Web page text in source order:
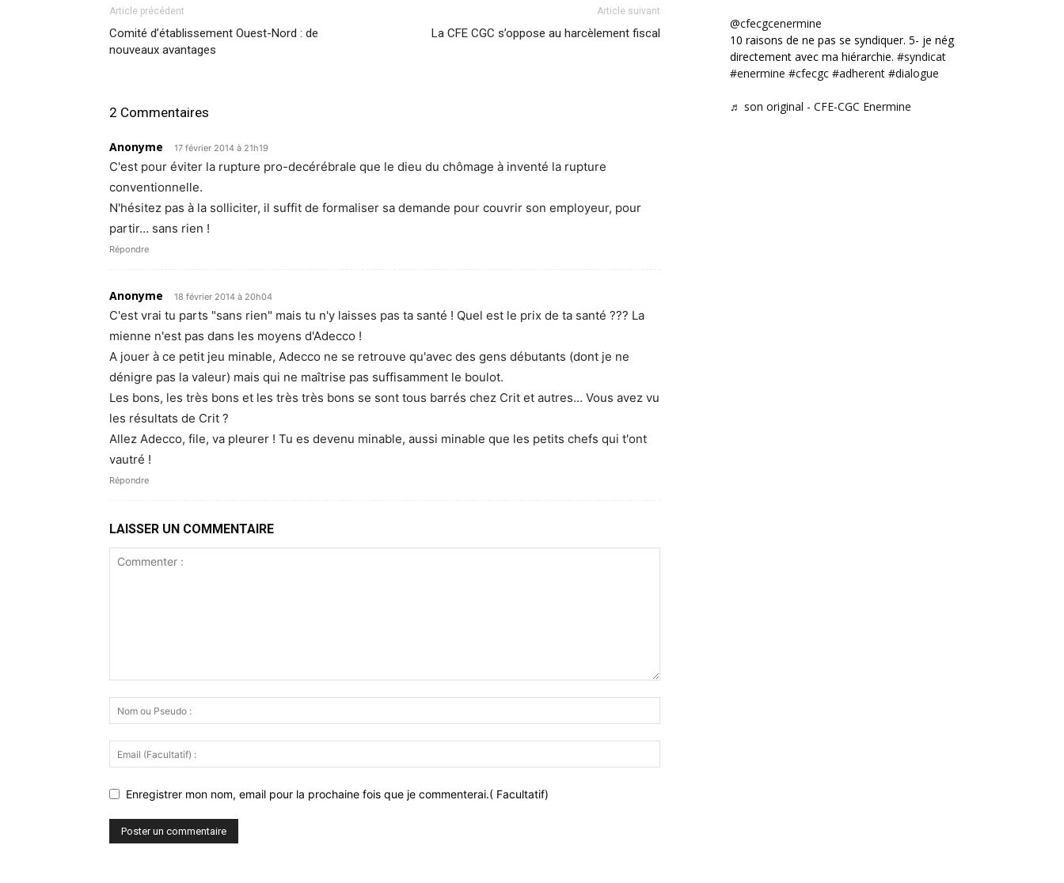
Article précédent
Comité d’établissement Ouest-Nord : de
nouveaux avantages
Article suivant
La CFE CGC s’oppose au harcèlement fiscal
2 Commentaires
Anonyme 17 février 2014 à 21h19
C'est pour éviter la rupture pro-decérébrale que le dieu du chômage à inventé la rupture
conventionnelle.
N'hésitez pas à la solliciter, il suffit de formaliser sa demande pour couvrir son employeur, pour
partir… sans rien !
Répondre
Anonyme 18 février 2014 à 20h04
C'est vrai tu parts "sans rien" mais tu n'y laisses pas ta santé ! Quel est le prix de ta santé ??? La
mienne n'est pas dans les moyens d'Adecco !
A jouer à ce petit jeu minable, Adecco ne se retrouve qu'avec des gens débutants (dont je ne
dénigre pas la valeur) mais qui ne maîtrise pas suffisamment le boulot.
Les bons, les très bons et les très très bons se sont tous barrés chez Crit et autres… Vous avez vu
les résultats de Crit ?
Allez Adecco, file, va pleurer ! Tu es devenu minable, aussi minable que les petits chefs qui t'ont
vautré !
Répondre
LAISSER UN COMMENTAIRE
Enregistrer mon nom, email pour la prochaine fois que je commenterai.( Facultatif)
@cfecgcenermine
10 raisons de ne pas se syndiquer. 5- je négocie
directement avec ma hiérarchie. #syndicat
#enermine #cfecgc #adherent #dialogue
♬ son original - CFE-CGC Enermine